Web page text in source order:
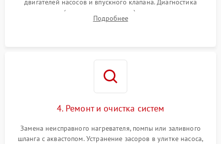
двигателей насосов и впускного клапана. Диагностика
прессостата (датчика уровня воды), датчика мутности,
концевика дверцы и электронного модуля управления.
Подробнее
4. Ремонт и очистка систем
Замена неисправного нагревателя, помпы или заливного
шланга с аквастопом. Устранение засоров в улитке насоса,